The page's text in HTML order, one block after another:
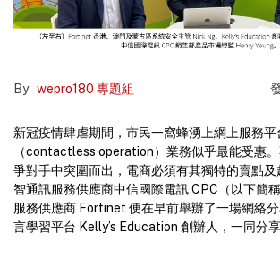
By wepro180 專題組
新冠疫情肆虐期間，市民一窩蜂湧上網上服務
（contactless operation）業務似乎最能受惠
爭對手中突圍而出，電商必須有其獨特的賣點
智通訊服務供應商中信國際電訊 CPC（以下簡
服務供應商 Fortinet 便在早前舉辦了一場網絡
言學習平台 Kelly’s Education 創辦人，一同分